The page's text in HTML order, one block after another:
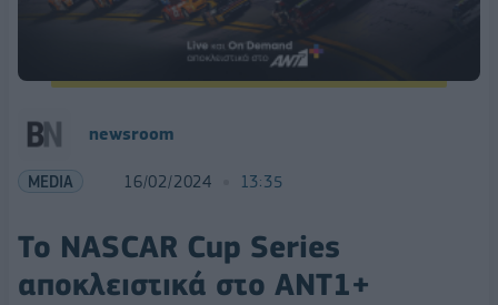
newsroom
MEDIA 16/02/2024 13:35
Το NASCAR Cup Series
αποκλειστικά στο ΑΝΤ1+